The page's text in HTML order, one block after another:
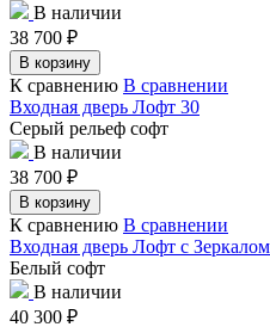
В наличии
38 700 ₽
В корзину
К сравнению В сравнении
Входная дверь Лофт 30
Серый рельеф софт
В наличии
38 700 ₽
В корзину
К сравнению В сравнении
Входная дверь Лофт с
Белый софт
В наличии
40 300 ₽